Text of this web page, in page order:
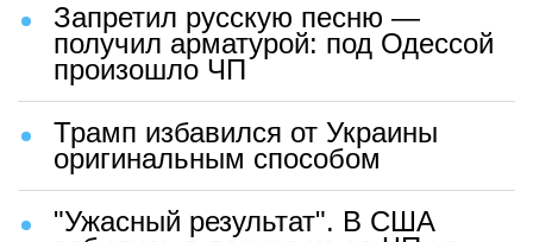
Запретил русскую песню —
получил арматурой: под Одессой
произошло ЧП
Трамп избавился от Украины
оригинальным способом
"Ужасный результат". В США